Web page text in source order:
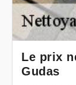
Le prix
Gudas